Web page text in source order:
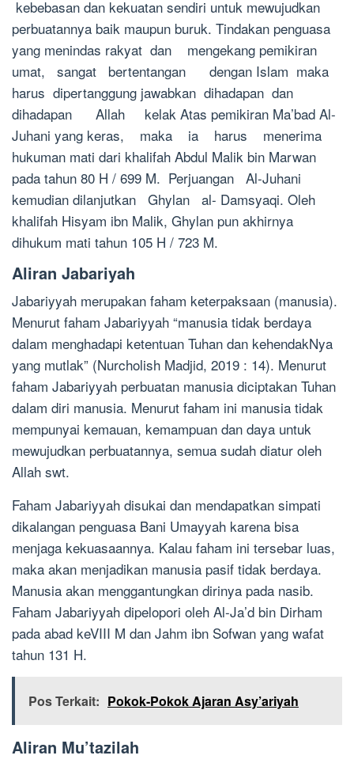
kebebasan dan kekuatan sendiri untuk mewujudkan
perbuatannya baik maupun buruk. Tindakan penguasa
yang menindas rakyat dan mengekang pemikiran
umat, sangat bertentangan dengan Islam maka
harus dipertanggung jawabkan dihadapan dan
dihadapan Allah kelak Atas pemikiran Ma’bad Al-
Juhani yang keras, maka ia harus menerima
hukuman mati dari khalifah Abdul Malik bin Marwan
pada tahun 80 H / 699 M. Perjuangan Al-Juhani
kemudian dilanjutkan Ghylan al- Damsyaqi. Oleh
khalifah Hisyam ibn Malik, Ghylan pun akhirnya
dihukum mati tahun 105 H / 723 M.
Aliran Jabariyah
Jabariyyah merupakan faham keterpaksaan (manusia).
Menurut faham Jabariyyah “manusia tidak berdaya
dalam menghadapi ketentuan Tuhan dan kehendakNya
yang mutlak” (Nurcholish Madjid, 2019 : 14). Menurut
faham Jabariyyah perbuatan manusia diciptakan Tuhan
dalam diri manusia. Menurut faham ini manusia tidak
mempunyai kemauan, kemampuan dan daya untuk
mewujudkan perbuatannya, semua sudah diatur oleh
Allah swt.
Faham Jabariyyah disukai dan mendapatkan simpati
dikalangan penguasa Bani Umayyah karena bisa
menjaga kekuasaannya. Kalau faham ini tersebar luas,
maka akan menjadikan manusia pasif tidak berdaya.
Manusia akan menggantungkan dirinya pada nasib.
Faham Jabariyyah dipelopori oleh Al-Ja’d bin Dirham
pada abad keVIII M dan Jahm ibn Sofwan yang wafat
tahun 131 H.
Pos Terkait: Pokok-Pokok Ajaran Asy’ariyah
Aliran Mu’tazilah